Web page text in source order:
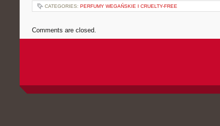
CATEGORIES: PERFUMY WEGAŃSKIE I CRUELTY-FREE
Comments are closed.